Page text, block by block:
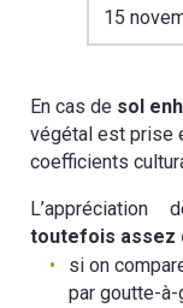
15
En cas de sol
végétal est prise
coefficients
L’appréciation
toutefois assez
si on
par goutte-à-